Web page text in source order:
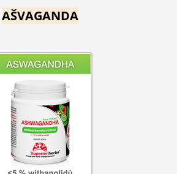
AŠVAGANDA